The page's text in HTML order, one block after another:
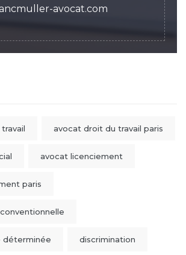
avocat.com
avocat droit du travail paris
avocat licenciement
paris
déterminée discrimination